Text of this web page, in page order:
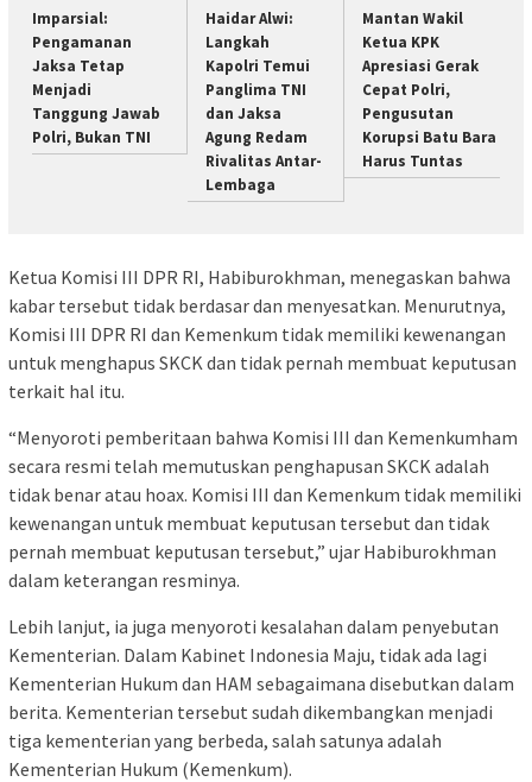
Imparsial:
Pengamanan
Jaksa Tetap
Menjadi
Tanggung Jawab
Polri, Bukan TNI
Haidar Alwi:
Langkah
Kapolri Temui
Panglima TNI
dan Jaksa
Agung Redam
Rivalitas Antar-
Lembaga
Mantan Wakil
Ketua KPK
Apresiasi Gerak
Cepat Polri,
Pengusutan
Korupsi Batu Bara
Harus Tuntas
Ketua Komisi III DPR RI, Habiburokhman, menegaskan bahwa
kabar tersebut tidak berdasar dan menyesatkan. Menurutnya,
Komisi III DPR RI dan Kemenkum tidak memiliki kewenangan
untuk menghapus SKCK dan tidak pernah membuat keputusan
terkait hal itu.
“Menyoroti pemberitaan bahwa Komisi III dan Kemenkumham
secara resmi telah memutuskan penghapusan SKCK adalah
tidak benar atau hoax. Komisi III dan Kemenkum tidak memiliki
kewenangan untuk membuat keputusan tersebut dan tidak
pernah membuat keputusan tersebut,” ujar Habiburokhman
dalam keterangan resminya.
Lebih lanjut, ia juga menyoroti kesalahan dalam penyebutan
Kementerian. Dalam Kabinet Indonesia Maju, tidak ada lagi
Kementerian Hukum dan HAM sebagaimana disebutkan dalam
berita. Kementerian tersebut sudah dikembangkan menjadi
tiga kementerian yang berbeda, salah satunya adalah
Kementerian Hukum (Kemenkum).